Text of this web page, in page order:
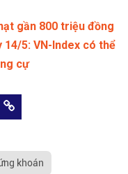
gần 800 triệu đồng
14/5: VN-Index có thể
cự
khoán